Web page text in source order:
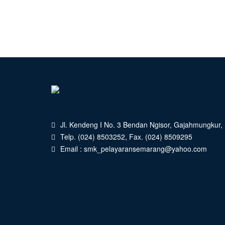
Jl. Kendeng I No. 3 Bendan Ngisor,
Telp. (024) 8503252, Fax. (024) 8509295
Email : smk_pelayaransemarang@yahoo.com